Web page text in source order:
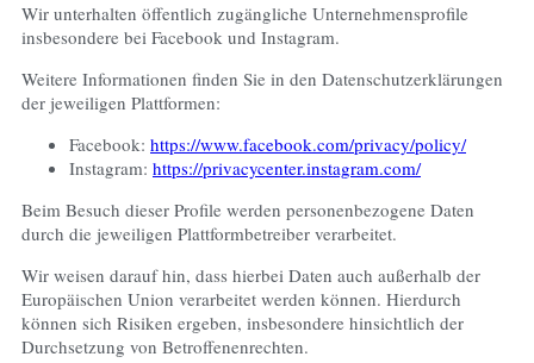
Wir unterhalten öffentlich zugängliche Unternehmensprofile
insbesondere bei Facebook und Instagram.
Weitere Informationen finden Sie in den Datenschutzerklärungen
der jeweiligen Plattformen:
Facebook: https://www.facebook.com/privacy/policy/
Instagram: https://privacycenter.instagram.com/
Beim Besuch dieser Profile werden personenbezogene Daten
durch die jeweiligen Plattformbetreiber verarbeitet.
Wir weisen darauf hin, dass hierbei Daten auch außerhalb der
Europäischen Union verarbeitet werden können. Hierdurch
können sich Risiken ergeben, insbesondere hinsichtlich der
Durchsetzung von Betroffenenrechten.